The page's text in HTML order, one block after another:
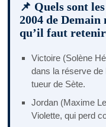
📌 Quels sont
2004 de
qu’il faut retenir
Victoire (Solène
dans la réserve de
tueur de Sète.
Jordan (Maxime
Violette, qui perd